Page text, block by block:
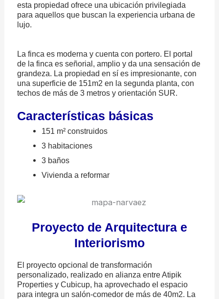
esta propiedad ofrece una ubicación privilegiada
para aquellos que buscan la experiencia urbana de
lujo.
La finca es moderna y cuenta con portero. El portal
de la finca es señorial, amplio y da una sensación de
grandeza. La propiedad en sí es impresionante, con
una superficie de 151m2 en la segunda planta, con
techos de más de 3 metros y orientación SUR.
Características básicas
151 m² construidos
3 habitaciones
3 baños
Vivienda a reformar
Proyecto de Arquitectura e
Interiorismo
El proyecto opcional de transformación
personalizado, realizado en alianza entre Atipik
Properties y Cubicup, ha aprovechado el espacio
para integra un salón-comedor de más de 40m2. La